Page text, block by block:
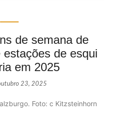
de semana de
de esqui
em 2025
23, 2025
Foto: c Kitzsteinhorn